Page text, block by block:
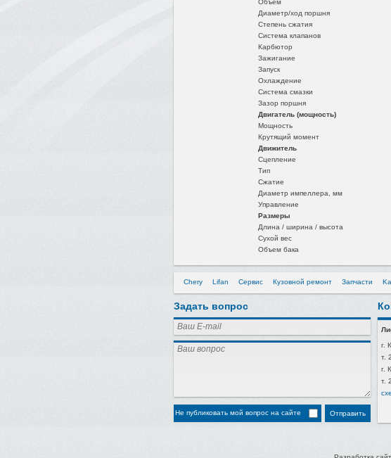
Объем
Диаметр/ход поршня
Степень сжатия
Система клапанов
Карбютор
Зажигание
Запуск
Охлаждение
Система смазки
Зазор поршня
Двигатель (мощность)
Мощность
Крутящий момент
Движитель
Сцепление
Тип
Сжатие
Диаметр импеллера, мм
Управление
Размеры
Длина / ширина / высота
Сухой вес
Объем бака
Chery Lifan Сервис Кузовной ремонт Запчасти
Задать вопрос
Не публиковать мой вопрос на сайте
г.
т.
г.
т.